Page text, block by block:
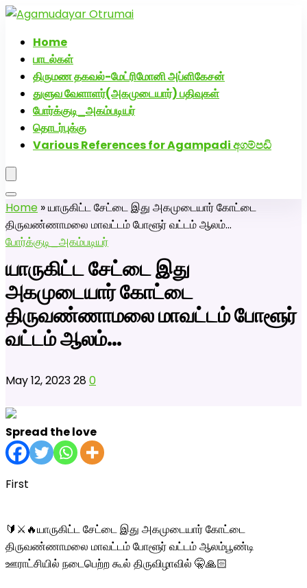
Home
பாடல்கள்
திருமண தகவல்-மேட்ரிமோனி அப்ளிகேசன்
துளுவ வேளாளர்(அகமுடையார்) பதிவுகள்
போர்க்குடி_அகம்படியர்
தொடர்புக்கு
Various References for Agampadi අගම්පඩි
Home »யாருகிட்ட சேட்டை இது அகமுடையார் கோட்டை
திருவண்ணாமலை மாவட்டம் போளூர் வட்டம் ஆலம்…
போர்க்குடி_அகம்படியர்
யாருகிட்ட சேட்டை இது
அகமுடையார் கோட்டை
திருவண்ணாமலை மாவட்டம் போளூர்
வட்டம் ஆலம்…
May 12, 2023280
Spread the love
First
🔰⚔️🔥யாருகிட்ட சேட்டை இது அகமுடையார் கோட்டை
திருவண்ணாமலை மாவட்டம் போளூர் வட்டம் ஆலம்பூண்டி
ஊராட்சியில் நடைபெற்ற கூல் திருவிழாவில் 🤫🙏🏻
அகமுடையார் திருமண வரன்களுக்கு அகமுடையார்மேட்ரி-